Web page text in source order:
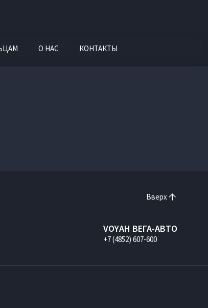
О НАС КОНТАКТЫ
Вверх
VOYAH ВЕГА-АВТО
+7 (4852) 607-600